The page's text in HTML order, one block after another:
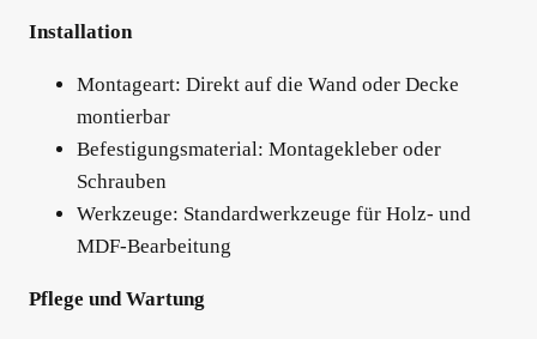
Installation
Montageart: Direkt auf die Wand oder Decke
montierbar
Befestigungsmaterial: Montagekleber oder
Schrauben
Werkzeuge: Standardwerkzeuge für Holz- und
MDF-Bearbeitung
Pflege und Wartung